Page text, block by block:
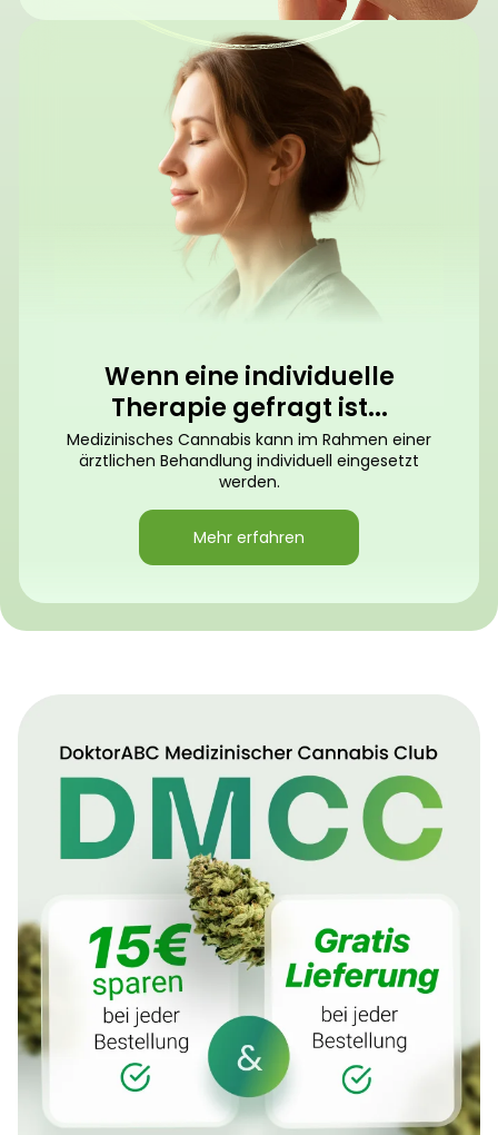
Wenn eine individuelle
Therapie gefragt ist...
Medizinisches Cannabis kann im Rahmen einer
ärztlichen Behandlung individuell eingesetzt
werden.
Mehr erfahren